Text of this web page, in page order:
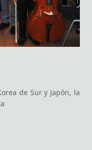
de Sur y Japón, la